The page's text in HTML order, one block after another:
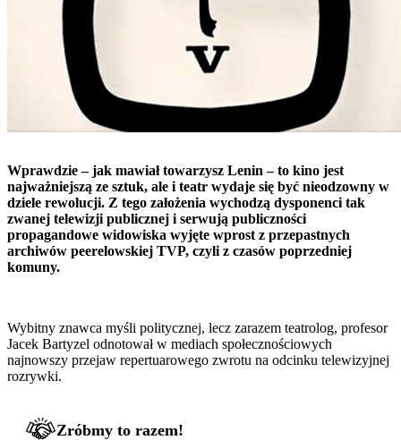
Wprawdzie – jak mawiał towarzysz Lenin – to kino jest
najważniejszą ze sztuk, ale i teatr wydaje się być nieodzowny w
dziele rewolucji. Z tego założenia wychodzą dysponenci tak
zwanej telewizji publicznej i serwują publiczności
propagandowe widowiska wyjęte wprost z przepastnych
archiwów peerelowskiej TVP, czyli z czasów poprzedniej
komuny.
Wybitny znawca myśli politycznej, lecz zarazem teatrolog, profesor
Jacek Bartyzel odnotował w mediach społecznościowych
najnowszy przejaw repertuarowego zwrotu na odcinku telewizyjnej
rozrywki.
Zróbmy to razem!